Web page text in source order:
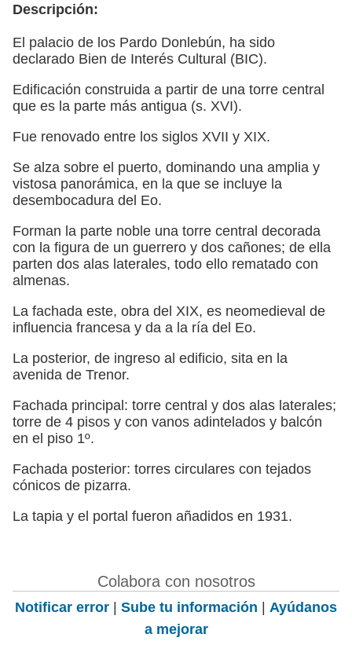
Descripción:
El palacio de los Pardo Donlebún, ha sido
declarado Bien de Interés Cultural (BIC).
Edificación construida a partir de una torre central
que es la parte más antigua (s. XVI).
Fue renovado entre los siglos XVII y XIX.
Se alza sobre el puerto, dominando una amplia y
vistosa panorámica, en la que se incluye la
desembocadura del Eo.
Forman la parte noble una torre central decorada
con la figura de un guerrero y dos cañones; de ella
parten dos alas laterales, todo ello rematado con
almenas.
La fachada este, obra del XIX, es neomedieval de
influencia francesa y da a la ría del Eo.
La posterior, de ingreso al edificio, sita en la
avenida de Trenor.
Fachada principal: torre central y dos alas laterales;
torre de 4 pisos y con vanos adintelados y balcón
en el piso 1º.
Fachada posterior: torres circulares con tejados
cónicos de pizarra.
La tapia y el portal fueron añadidos en 1931.
Colabora con nosotros
Notificar error | Sube tu información | Ayúdanos
a mejorar